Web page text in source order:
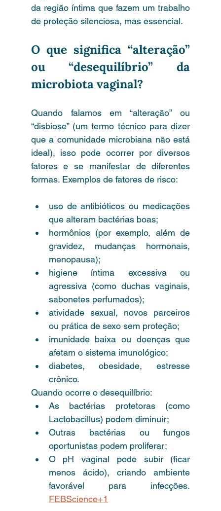
da região íntima que fazem um trabalho
de proteção silenciosa, mas essencial.
O que significa “alteração”
ou “desequilíbrio” da
microbiota vaginal?
Quando falamos em “alteração” ou
“disbiose” (um termo técnico para dizer
que a comunidade microbiana não está
ideal), isso pode ocorrer por diversos
fatores e se manifestar de diferentes
formas. Exemplos de fatores de risco:
uso de antibióticos ou medicações
que alteram bactérias boas;
hormônios (por exemplo, além de
gravidez, mudanças hormonais,
menopausa);
higiene íntima excessiva ou
agressiva (como duchas vaginais,
sabonetes perfumados);
atividade sexual, novos parceiros
ou prática de sexo sem proteção;
imunidade baixa ou doenças que
afetam o sistema imunológico;
diabetes, obesidade, estresse
crônico.
Quando ocorre o desequilíbrio:
As bactérias protetoras (como
Lactobacillus) podem diminuir;
Outras bactérias ou fungos
oportunistas podem proliferar;
O pH vaginal pode subir (ficar
menos ácido), criando ambiente
FEBScience+1